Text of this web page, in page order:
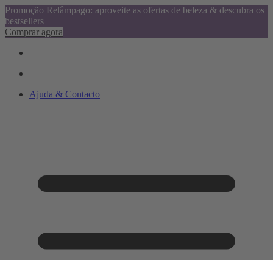
Promoção Relâmpago: aproveite as ofertas de beleza & descubra os
bestsellers
Comprar agora
Ajuda & Contacto